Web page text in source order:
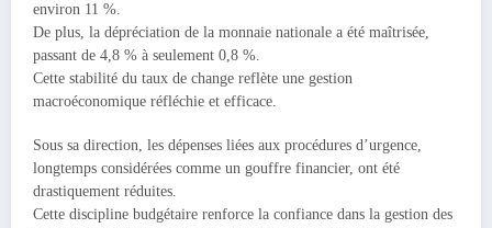
environ 11 %.
De plus, la dépréciation de la monnaie nationale a été maîtrisée,
passant de 4,8 % à seulement 0,8 %.
Cette stabilité du taux de change reflète une gestion
macroéconomique réfléchie et efficace.
Sous sa direction, les dépenses liées aux procédures d’urgence,
longtemps considérées comme un gouffre financier, ont été
drastiquement réduites.
Cette discipline budgétaire renforce la confiance dans la gestion des